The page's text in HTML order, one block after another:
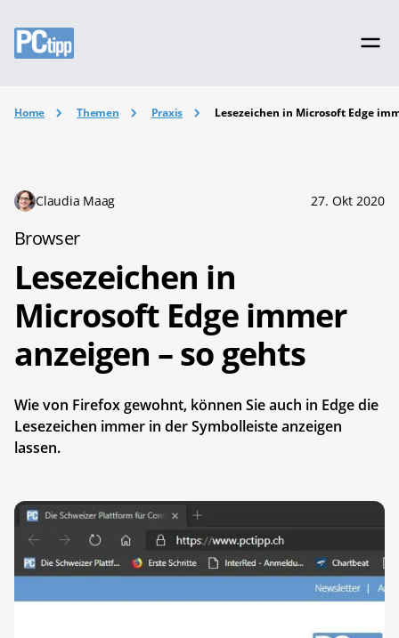
Home Themen Praxis Lesezeichen in Microsoft Edge
Claudia Maag 27. Okt 2020
Browser
Lesezeichen in
Microsoft Edge immer
anzeigen – so gehts
Wie von Firefox gewohnt, können Sie auch in Edge die
Lesezeichen immer in der Symbolleiste anzeigen
lassen.